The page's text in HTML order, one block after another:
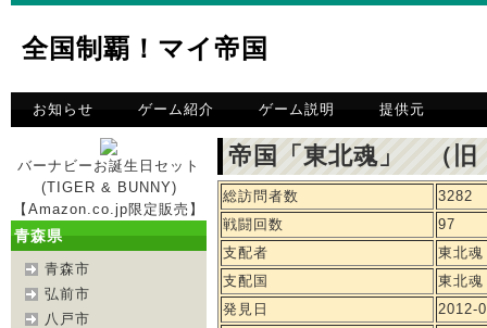
全国制覇！マイ帝国
お知らせ ゲーム紹介 ゲーム説明 提供元
バーナビーお誕生日セット
(TIGER & BUNNY)
【Amazon.co.jp限定販売】
青森県
青森市
弘前市
八戸市
帝国「東北魂」 （旧
総訪問者数
3282
戦闘回数
97
支配者
東北魂
支配国
東北魂
発見日
2012-